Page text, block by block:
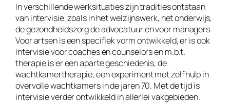
In verschillende werksituaties zijn tradities ontstaan
van intervisie, zoals in het welzijnswerk, het onderwijs,
de gezondheidszorg de advocatuur en voor managers.
Voor artsen is een specifiek vorm ontwikkeld, er is ook
intervisie voor coaches en counselors en m.b.t.
therapie is er een aparte geschiedenis, de
wachtkamertherapie, een experiment met zelfhulp in
overvolle wachtkamers in de jaren 70. Met de tijd is
intervisie verder ontwikkeld in allerlei vakgebieden.